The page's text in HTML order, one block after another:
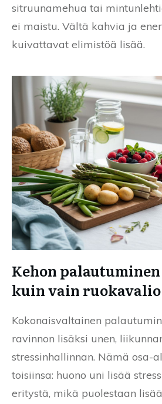
sitruunamehua tai
ei maistu. Vältä kahvia ja
kuivattavat elimistöä lisää.
Kehon palautuminen
kuin vain ruokavalio
Kokonaisvaltainen
ravinnon lisäksi unen,
stressinhallinnan. Nämä osa-
toisiinsa: huono uni lisää
eritystä, mikä puolestaan